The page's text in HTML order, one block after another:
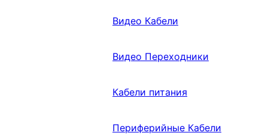
Видео Кабели
Видео Переходники
Кабели питания
Периферийные Кабели